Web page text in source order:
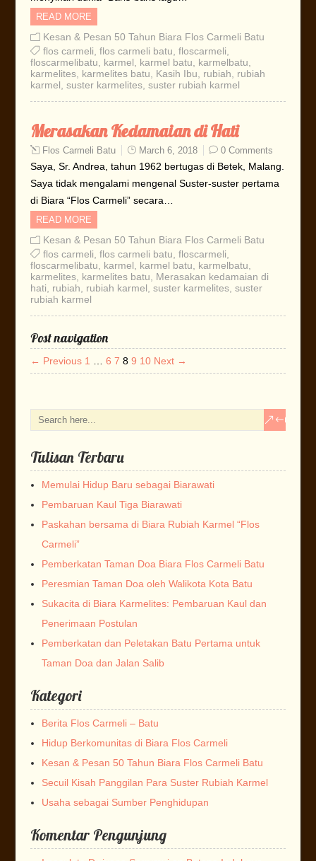
READ MORE
Kesan & Pesan 50 Tahun Biara Flos Carmeli Batu
flos carmeli flos carmeli batu floscarmeli
floscarmelibatu
karmel karmel batu karmelbatu
karmelites, karmelites batu Kasih Ibu rubiah
rubiah
karmel suster karmelites, suster rubiah karmel
Merasakan Kedamaian di Hati
Flos Carmeli Batu March 6, 2018 0 Comments
Saya, Sr. Andrea, tahun 1962 bertugas di Betek, Malang.
Saya tidak mengalami mengenal Suster-suster pertama
di Biara “Flos Carmeli” secara…
READ MORE
Kesan & Pesan 50 Tahun Biara Flos Carmeli Batu
flos carmeli flos carmeli batu floscarmeli
floscarmelibatu
karmel karmel batu karmelbatu
karmelites, karmelites batu
Merasakan kedamaian di
hati
rubiah rubiah karmel suster karmelites, suster
rubiah karmel
Post navigation
← Previous 1 6 7 8 9 10 Next →
Tulisan Terbaru
Memulai Hidup Baru sebagai Biarawati
Pembaruan Kaul Tiga Biarawati
Paskahan bersama di Biara Rubiah Karmel “Flos
Carmeli”
Pemberkatan Taman Doa Biara Flos Carmeli Batu
Peresmian Taman Doa oleh Walikota Kota Batu
Sukacita di Biara Karmelites: Pembaruan Kaul dan
Penerimaan Postulan
Pemberkatan dan Peletakan Batu Pertama untuk
Taman Doa dan Jalan Salib
Kategori
Berita Flos Carmeli – Batu
Hidup Berkomunitas di Biara Flos Carmeli
Kesan & Pesan 50 Tahun Biara Flos Carmeli Batu
Secuil Kisah Panggilan Para Suster Rubiah Karmel
Usaha sebagai Sumber Penghidupan
Komentar Pengunjung